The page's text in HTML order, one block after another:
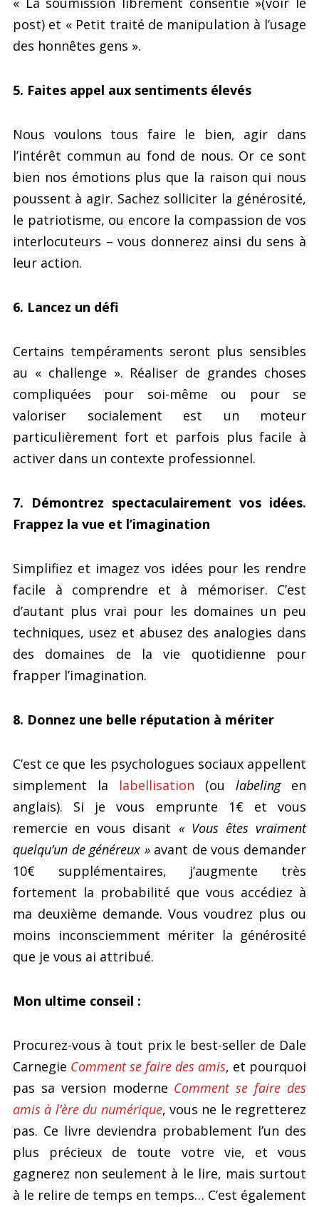
post) et « Petit traité de manipulation à l’usage
des honnêtes gens ».
5. Faites appel aux sentiments élevés
Nous voulons tous faire le bien, agir dans
l’intérêt commun au fond de nous. Or ce sont
bien nos émotions plus que la raison qui nous
poussent à agir. Sachez solliciter la générosité,
le patriotisme, ou encore la compassion de vos
interlocuteurs – vous donnerez ainsi du sens à
leur action.
6. Lancez un défi
Certains tempéraments seront plus sensibles
au « challenge ». Réaliser de grandes choses
compliquées pour soi-même ou pour se
valoriser socialement est un moteur
particulièrement fort et parfois plus facile à
activer dans un contexte professionnel.
7. Démontrez spectaculairement vos idées.
Frappez la vue et l’imagination
Simplifiez et imagez vos idées pour les rendre
facile à comprendre et à mémoriser. C’est
d’autant plus vrai pour les domaines un peu
techniques, usez et abusez des analogies dans
des domaines de la vie quotidienne pour
frapper l’imagination.
8. Donnez une belle réputation à mériter
C’est ce que les psychologues sociaux appellent
simplement la labellisation (ou labelingen
anglais). Si je vous emprunte 1€ et vous
remercie en vous disant « Vous êtes vraiment
quelqu’un de généreux »avant de vous demander
10€ supplémentaires, j’augmente très
fortement la probabilité que vous accédiez à
ma deuxième demande. Vous voudrez plus ou
moins inconsciemment mériter la générosité
que je vous ai attribué.
Mon ultime conseil :
Procurez-vous à tout prix le best-seller de Dale
Carnegie Comment se faire des amis, et pourquoi
pas sa version moderne Comment se faire des
amis à l’ère du numérique, vous ne le regretterez
pas. Ce livre deviendra probablement l’un des
plus précieux de toute votre vie, et vous
gagnerez non seulement à le lire, mais surtout
à le relire de temps en temps… C’est également